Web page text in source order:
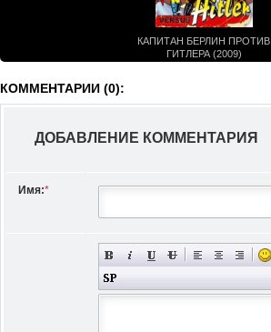
КАПИТАН БЕРЛИН ПРОТИВ
ГИТЛЕРА (2009)
КОММЕНТАРИИ (0):
ДОБАВЛЕНИЕ КОММЕНТАРИЯ
Имя:*